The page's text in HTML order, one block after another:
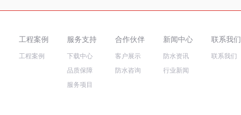
工程案例
工程案例
服务支持
下载中心
品质保障
服务项目
合作伙伴
客户展示
防水咨询
新闻中心
防水资讯
行业新闻
联系我们
联系我们